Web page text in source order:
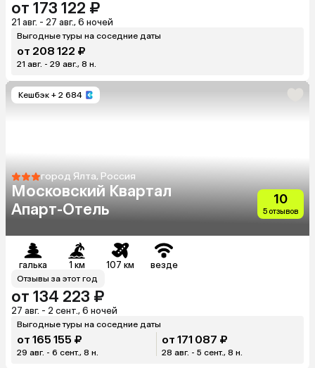
от 173 122 ₽
21 авг. - 27 авг., 6 ночей
Выгодные туры на соседние даты
от 208 122 ₽
21 авг. - 29 авг., 8 н.
Кешбэк + 2 684
город Ялта, Россия
Московский Квартал
Апарт-Отель
10
5 отзывов
галька 1 км 107 км везде
Отзывы за этот год
от 134 223 ₽
27 авг. - 2 сент., 6 ночей
Выгодные туры на соседние даты
от 165 155 ₽
29 авг. - 6 сент., 8 н.
от 171 087 ₽
28 авг. - 5 сент., 8 н.